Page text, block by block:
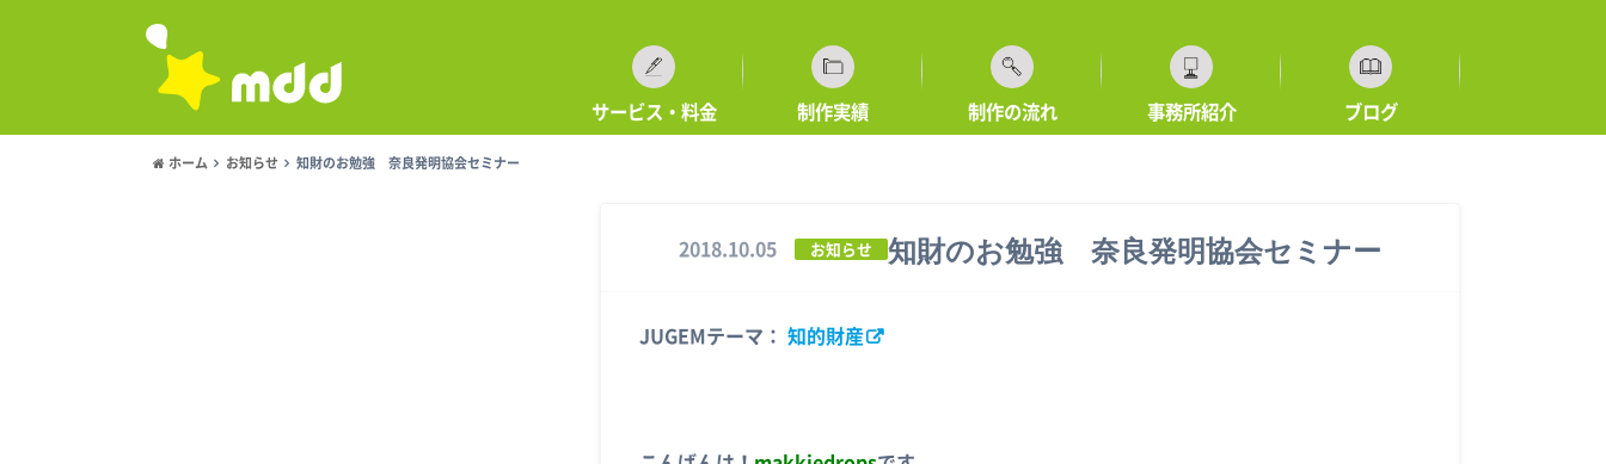
サービス・料金 制作実績 制作の流れ 事務所紹介 ブログ
ホーム お知らせ 知財のお勉強 奈良発明協会セミナー
2018.10.05 お知らせ 知財のお勉強 奈良発明協会セミナー
JUGEMテーマ： 知的財産